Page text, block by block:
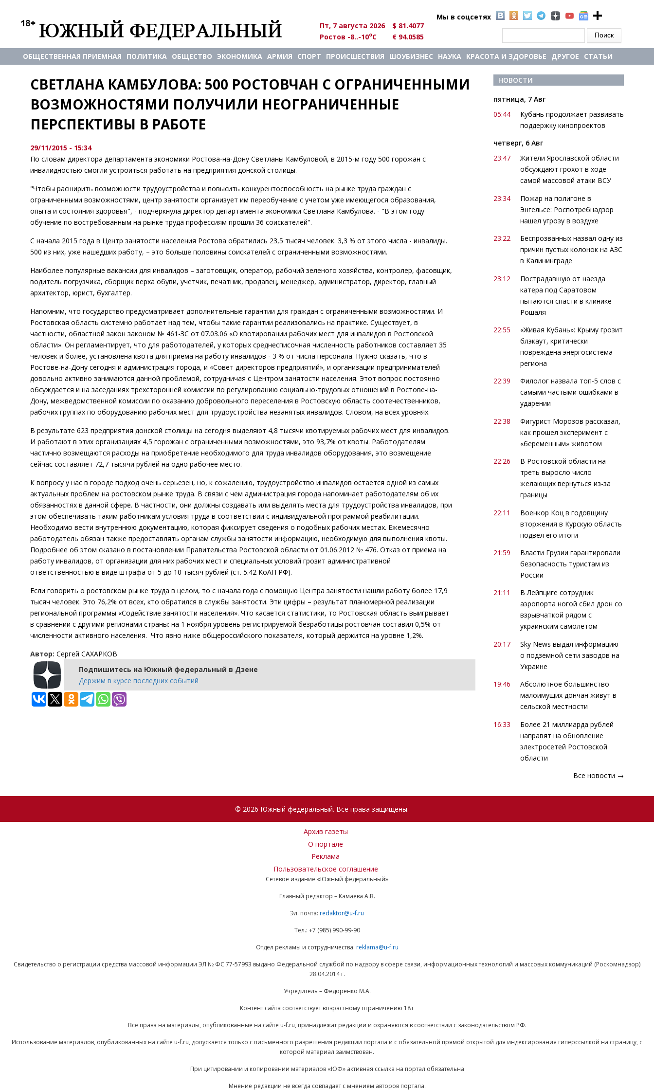
Мы в соцсетях
Пт, 7 августа 2026
$ 81.4077
Ростов -8..-10oC € 94.0585
ОБЩЕСТВЕННАЯ ПРИЕМНАЯ ПОЛИТИКА ОБЩЕСТВО ЭКОНОМИКА АРМИЯ СПОРТ ПРОИСШЕСТВИЯ ШОУБИЗНЕС НАУКА КРАСОТА И ЗДОРОВЬЕ ДРУГОЕ СТАТЬИ
СВЕТЛАНА КАМБУЛОВА: 500 РОСТОВЧАН С ОГРАНИЧЕННЫМИ
ВОЗМОЖНОСТЯМИ ПОЛУЧИЛИ НЕОГРАНИЧЕННЫЕ
ПЕРСПЕКТИВЫ В РАБОТЕ
29/11/2015 - 15:34
По словам директора департамента экономики Ростова-на-Дону Светланы Камбуловой, в 2015-м году 500 горожан с
инвалидностью смогли устроиться работать на предприятия донской столицы.
"Чтобы расширить возможности трудоустройства и повысить конкурентоспособность на рынке труда граждан с
ограниченными возможностями, центр занятости организует им переобучение с учетом уже имеющегося образования,
опыта и состояния здоровья", - подчеркнула директор департамента экономики Светлана Камбулова. - "В этом году
обучение по востребованным на рынке труда профессиям прошли 36 соискателей".
С начала 2015 года в Центр занятости населения Ростова обратились 23,5 тысяч человек. 3,3 % от этого числа - инвалиды.
500 из них, уже нашедших работу, – это больше половины соискателей с ограниченными возможностями.
Наиболее популярные вакансии для инвалидов – заготовщик, оператор, рабочий зеленого хозяйства, контролер, фасовщик,
водитель погрузчика, сборщик верха обуви, учетчик, печатник, продавец, менеджер, администратор, директор, главный
архитектор, юрист, бухгалтер.
Напомним, что государство предусматривает дополнительные гарантии для граждан с ограниченными возможностями. И
Ростовская область системно работает над тем, чтобы такие гарантии реализовались на практике. Существует, в
частности, областной закон законом № 461-ЗС от 07.03.06 «О квотировании рабочих мест для инвалидов в Ростовской
области». Он регламентирует, что для работодателей, у которых среднесписочная численность работников составляет 35
человек и более, установлена квота для приема на работу инвалидов - 3 % от числа персонала. Нужно сказать, что в
Ростове-на-Дону сегодня и администрация города, и «Совет директоров предприятий», и организации предпринимателей
довольно активно занимаются данной проблемой, сотрудничая с Центром занятости населения. Этот вопрос постоянно
обсуждается и на заседаниях трехсторонней комиссии по регулированию социально-трудовых отношений в Ростове-на-
Дону, межведомственной комиссии по оказанию добровольного переселения в Ростовскую область соотечественников,
рабочих группах по оборудованию рабочих мест для трудоустройства незанятых инвалидов. Словом, на всех уровнях.
В результате 623 предприятия донской столицы на сегодня выделяют 4,8 тысячи квотируемых рабочих мест для инвалидов.
И работают в этих организациях 4,5 горожан с ограниченными возможностями, это 93,7% от квоты. Работодателям
частично возмещаются расходы на приобретение необходимого для труда инвалидов оборудования, это возмещение
сейчас составляет 72,7 тысячи рублей на одно рабочее место.
К вопросу у нас в городе подход очень серьезен, но, к сожалению, трудоустройство инвалидов остается одной из самых
актуальных проблем на ростовском рынке труда. В связи с чем администрация города напоминает работодателям об их
обязанностях в данной сфере. В частности, они должны создавать или выделять места для трудоустройства инвалидов, при
этом обеспечивать таким работникам условия труда в соответствии с индивидуальной программой реабилитации.
Необходимо вести внутреннюю документацию, которая фиксирует сведения о подобных рабочих местах. Ежемесячно
работодатель обязан также предоставлять органам службы занятости информацию, необходимую для выполнения квоты.
Подробнее об этом сказано в постановлении Правительства Ростовской области от 01.06.2012 № 476. Отказ от приема на
работу инвалидов, от организации для них рабочих мест и специальных условий грозит административной
ответственностью в виде штрафа от 5 до 10 тысяч рублей (ст. 5.42 КоАП РФ).
Если говорить о ростовском рынке труда в целом, то с начала года с помощью Центра занятости нашли работу более 17,9
тысяч человек. Это 76,2% от всех, кто обратился в службы занятости. Эти цифры – результат планомерной реализации
региональной программы «Содействие занятости населения». Что касается статистики, то Ростовская область выигрывает
в сравнении с другими регионами страны: на 1 ноября уровень регистрируемой безработицы ростовчан составил 0,5% от
численности активного населения. Что явно ниже общероссийского показателя, который держится на уровне 1,2%.
Автор: Сергей САХАРКОВ
Подпишитесь на Южный федеральный в Дзене
Держим в курсе последних событий
НОВОСТИ
пятница, 7 Авг
05:44
Кубань продолжает развивать
поддержку кинопроектов
четверг, 6 Авг
23:47
Жители Ярославской области
обсуждают грохот в ходе
самой массовой атаки ВСУ
23:34
Пожар на полигоне в
Энгельсе: Роспотребнадзор
нашел угрозу в воздухе
23:22
Беспрозванных назвал одну из
причин пустых колонок на АЗС
в Калининграде
23:12
Пострадавшую от наезда
катера под Саратовом
пытаются спасти в клинике
Рошаля
22:55
«Живая Кубань»: Крыму грозит
блэкаут, критически
повреждена энергосистема
региона
22:39
Филолог назвала топ-5 слов с
самыми частыми ошибками в
ударении
22:38
Фигурист Морозов рассказал,
как прошел эксперимент с
«беременным» животом
22:26
В Ростовской области на
треть выросло число
желающих вернуться из-за
границы
22:11
Военкор Коц в годовщину
вторжения в Курскую область
подвел его итоги
21:59
Власти Грузии гарантировали
безопасность туристам из
России
21:11
В Лейпциге сотрудник
аэропорта ногой сбил дрон со
взрывчаткой рядом с
украинским самолетом
20:17
Sky News выдал информацию
о подземной сети заводов на
Украине
19:46
Абсолютное большинство
малоимущих дончан живут в
сельской местности
16:33
Более 21 миллиарда рублей
направят на обновление
электросетей Ростовской
области
Все новости →
© 2026 Южный федеральный. Все права защищены.
Архив газеты
О портале
Реклама
Пользовательское соглашение
Сетевое издание «Южный федеральный»
Главный редактор – Камаева А.В.
Эл. почта: redaktor@u-f.ru
Тел.: +7 (985) 990-99-90
Отдел рекламы и сотрудничества: reklama@u-f.ru
Свидетельство о регистрации средства массовой информации ЭЛ № ФС 77-57993 выдано Федеральной службой по надзору в сфере связи, информационных технологий и массовых коммуникаций (Роскомнадзор)
28.04.2014 г.
Учредитель – Федоренко М.А.
Контент сайта соответствует возрастному ограничению 18+
Все права на материалы, опубликованные на сайте u-f.ru, принадлежат редакции и охраняются в соответствии с законодательством РФ.
Использование материалов, опубликованных на сайте u-f.ru, допускается только с письменного разрешения редакции портала и с обязательной прямой открытой для индексирования гиперссылкой на страницу, с
которой материал заимствован.
При цитировании и копировании материалов «ЮФ» активная ссылка на портал обязательна
Мнение редакции не всегда совпадает с мнением авторов портала.